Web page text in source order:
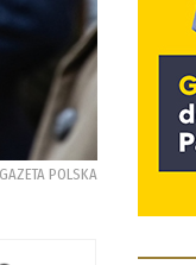
POLSKA